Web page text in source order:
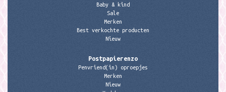
Baby & kind
Sale
Merken
Best verkochte producten
Nieuw
Postpapierenzo
Penvriend(in) oproepjes
Merken
Nieuw